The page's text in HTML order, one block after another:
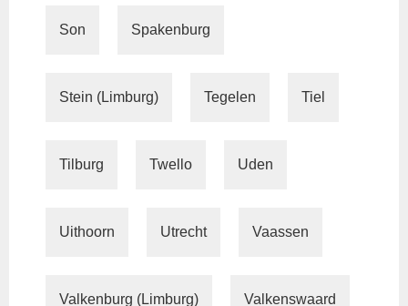
Son Spakenburg
Stein (Limburg) Tegelen Tiel
Tilburg Twello Uden
Uithoorn Utrecht Vaassen
Valkenburg (Limburg) Valkenswaard